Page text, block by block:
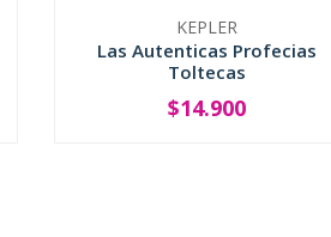
KEPLER
Las Autenticas Profecias
Toltecas
+
$14.900